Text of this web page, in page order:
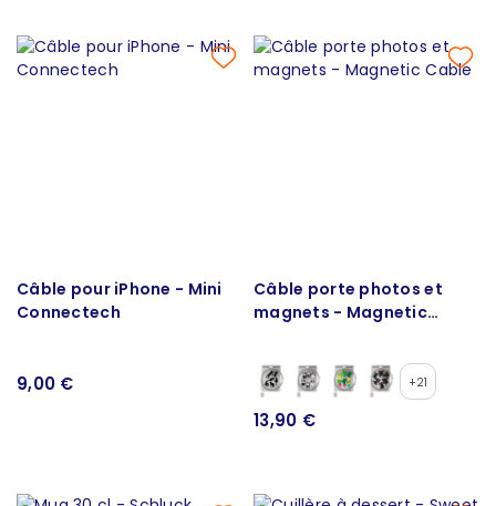
Câble pour iPhone - Mini
Connectech
9,00 €
Câble porte photos et
magnets - Magnetic
+21
13,90 €